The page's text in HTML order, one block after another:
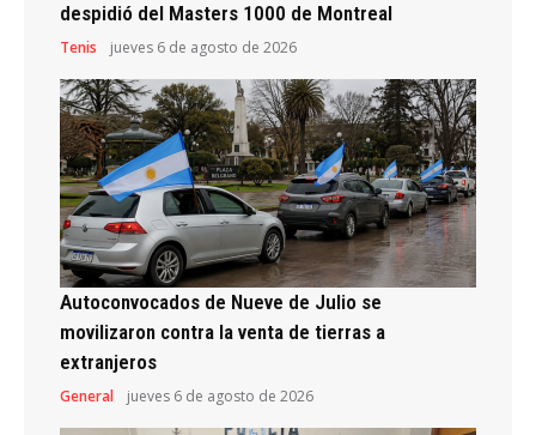
despidió del Masters 1000 de Montreal
Tenis jueves 6 de agosto de 2026
Autoconvocados de Nueve de Julio se
movilizaron contra la venta de tierras a
extranjeros
General jueves 6 de agosto de 2026